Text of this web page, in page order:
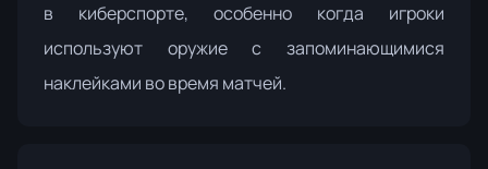
в киберспорте, особенно когда игроки
используют оружие с запоминающимися
наклейками во время матчей.